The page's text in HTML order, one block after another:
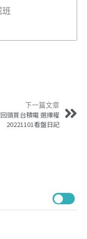
班
下一篇文章
頭買台積電 選擇權
20221101看盤日記